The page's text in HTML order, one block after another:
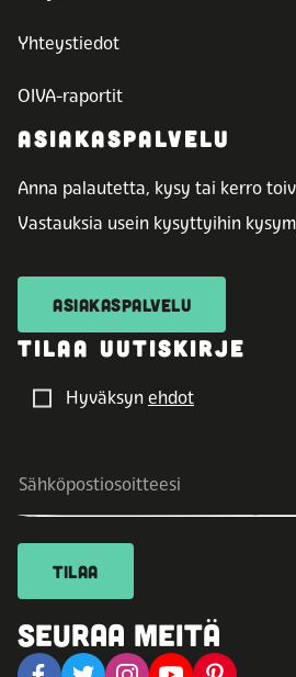
Yhteystiedot
OIVA-raportit
ASIAKASPALVELU
Anna palautetta, kysy tai kerro
Vastauksia usein kysyttyihin
ASIAKASPALVELU
TILAA UUTISKIRJE
Hyväksyn ehdot
TILAA
SEURAA MEITÄ